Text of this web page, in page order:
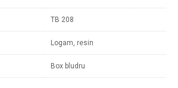
TB 208
Logam, resin
Box bludru